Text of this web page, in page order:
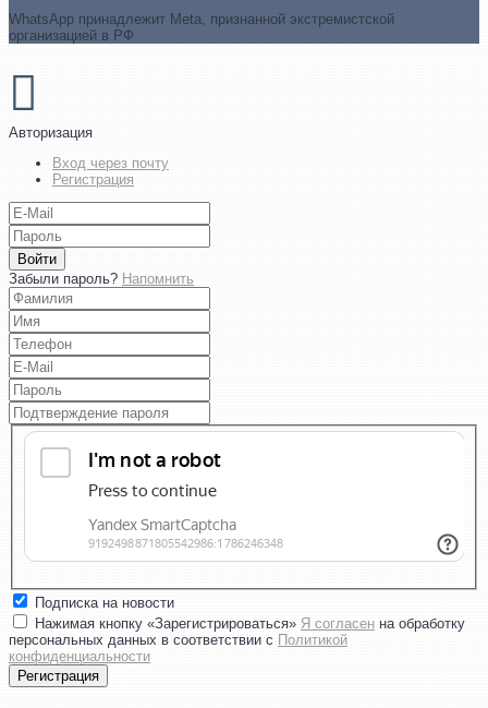
WhatsApp принадлежит Meta, признанной экстремистской
организацией в РФ
Авторизация
Вход через почту
Регистрация
Войти
Забыли пароль? Напомнить
Подписка на новости
Нажимая кнопку «Зарегистрироваться» Я согласен на обработку
персональных данных в соответствии с Политикой
конфиденциальности
Регистрация